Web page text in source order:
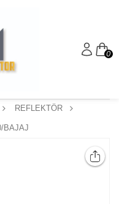
0
REFLEKTÖR
BAJAJ